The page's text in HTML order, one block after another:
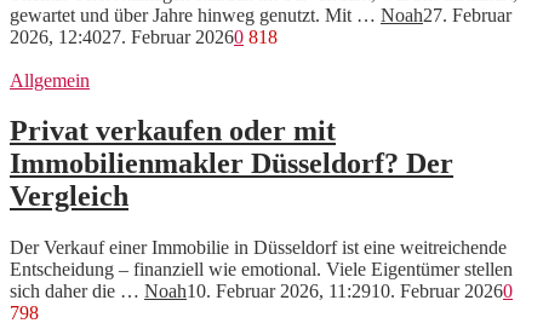
gewartet und über Jahre hinweg genutzt. Mit … Noah27. Februar
2026, 12:4027. Februar 20260 818
Allgemein
Privat verkaufen oder mit
Immobilienmakler Düsseldorf? Der
Vergleich
Der Verkauf einer Immobilie in Düsseldorf ist eine weitreichende
Entscheidung – finanziell wie emotional. Viele Eigentümer stellen
sich daher die … Noah10. Februar 2026, 11:2910. Februar 20260
798